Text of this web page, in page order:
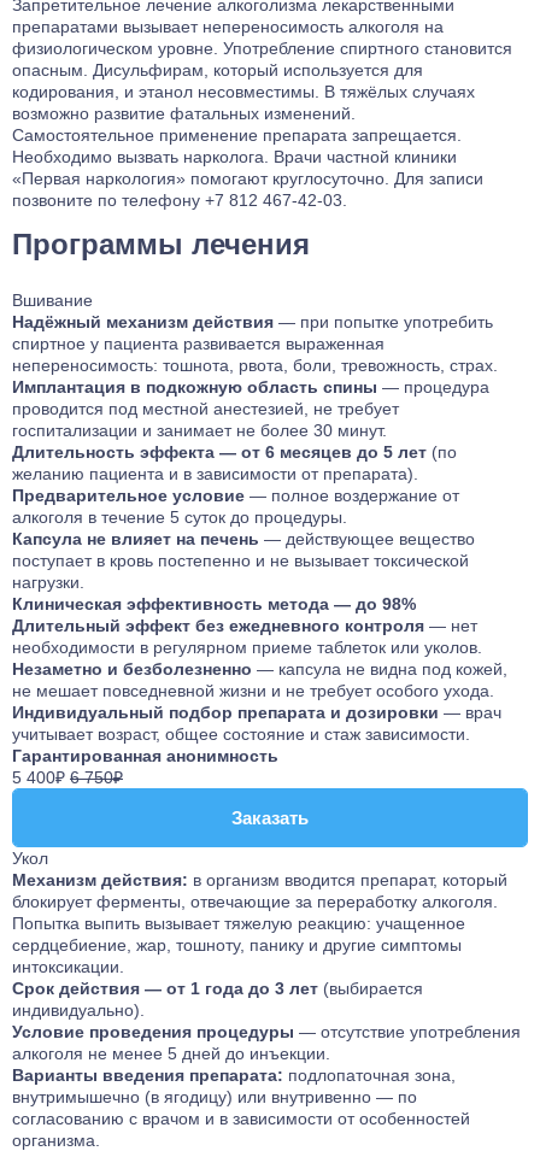
Запретительное лечение алкоголизма лекарственными
препаратами вызывает непереносимость алкоголя на
физиологическом уровне. Употребление спиртного становится
опасным. Дисульфирам, который используется для
кодирования, и этанол несовместимы. В тяжёлых случаях
возможно развитие фатальных изменений.
Самостоятельное применение препарата запрещается.
Необходимо вызвать нарколога. Врачи частной клиники
«Первая наркология» помогают круглосуточно. Для записи
позвоните по телефону +7 812 467-42-03.
Программы лечения
Вшивание
Надёжный механизм действия — при попытке употребить
спиртное у пациента развивается выраженная
непереносимость: тошнота, рвота, боли, тревожность, страх.
Имплантация в подкожную область спины — процедура
проводится под местной анестезией, не требует
госпитализации и занимает не более 30 минут.
Длительность эффекта — от 6 месяцев до 5 лет (по
желанию пациента и в зависимости от препарата).
Предварительное условие — полное воздержание от
алкоголя в течение 5 суток до процедуры.
Капсула не влияет на печень — действующее вещество
поступает в кровь постепенно и не вызывает токсической
нагрузки.
Клиническая эффективность метода — до 98%
Длительный эффект без ежедневного контроля — нет
необходимости в регулярном приеме таблеток или уколов.
Незаметно и безболезненно — капсула не видна под кожей,
не мешает повседневной жизни и не требует особого ухода.
Индивидуальный подбор препарата и дозировки — врач
учитывает возраст, общее состояние и стаж зависимости.
Гарантированная анонимность
5 400₽ 6 750₽
Заказать
Заказать
Укол
Механизм действия: в организм вводится препарат, который
блокирует ферменты, отвечающие за переработку алкоголя.
Попытка выпить вызывает тяжелую реакцию: учащенное
сердцебиение, жар, тошноту, панику и другие симптомы
интоксикации.
Срок действия — от 1 года до 3 лет (выбирается
индивидуально).
Условие проведения процедуры — отсутствие употребления
алкоголя не менее 5 дней до инъекции.
Варианты введения препарата: подлопаточная зона,
внутримышечно (в ягодицу) или внутривенно — по
согласованию с врачом и в зависимости от особенностей
организма.